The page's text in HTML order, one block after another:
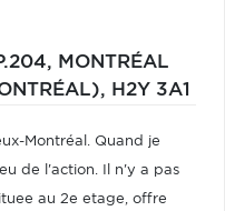
MONTRÉAL
H2Y 3A1
Montréal. Quand je
de l'action. Il n'y a pas
au 2e etage, offre